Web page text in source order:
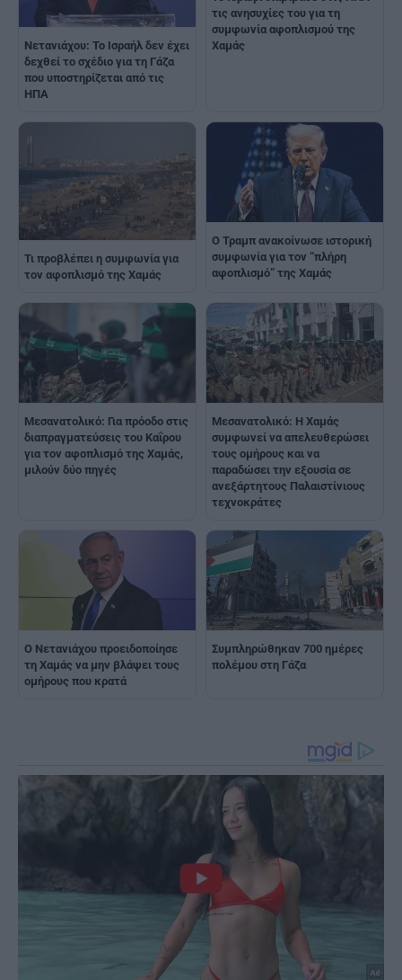
Νετανιάχου: Το Ισραήλ δεν έχει
δεχθεί το σχέδιο για τη Γάζα
που υποστηρίζεται από τις
ΗΠΑ
τις ανησυχίες του για τη
συμφωνία αφοπλισμού της
Χαμάς
Τι προβλέπει η συμφωνία για
τον αφοπλισμό της Χαμάς
Ο Τραμπ ανακοίνωσε ιστορική
συμφωνία για τον “πλήρη
αφοπλισμό” της Χαμάς
Μεσανατολικό: Για πρόοδο στις
διαπραγματεύσεις του Καΐρου
για τον αφοπλισμό της Χαμάς,
μιλούν δύο πηγές
Μεσανατολικό: Η Χαμάς
συμφωνεί να απελευθερώσει
τους ομήρους και να
παραδώσει την εξουσία σε
ανεξάρτητους Παλαιστίνιους
τεχνοκράτες
Ο Νετανιάχου προειδοποίησε
τη Χαμάς να μην βλάψει τους
ομήρους που κρατά
Συμπληρώθηκαν 700 ημέρες
πολέμου στη Γάζα